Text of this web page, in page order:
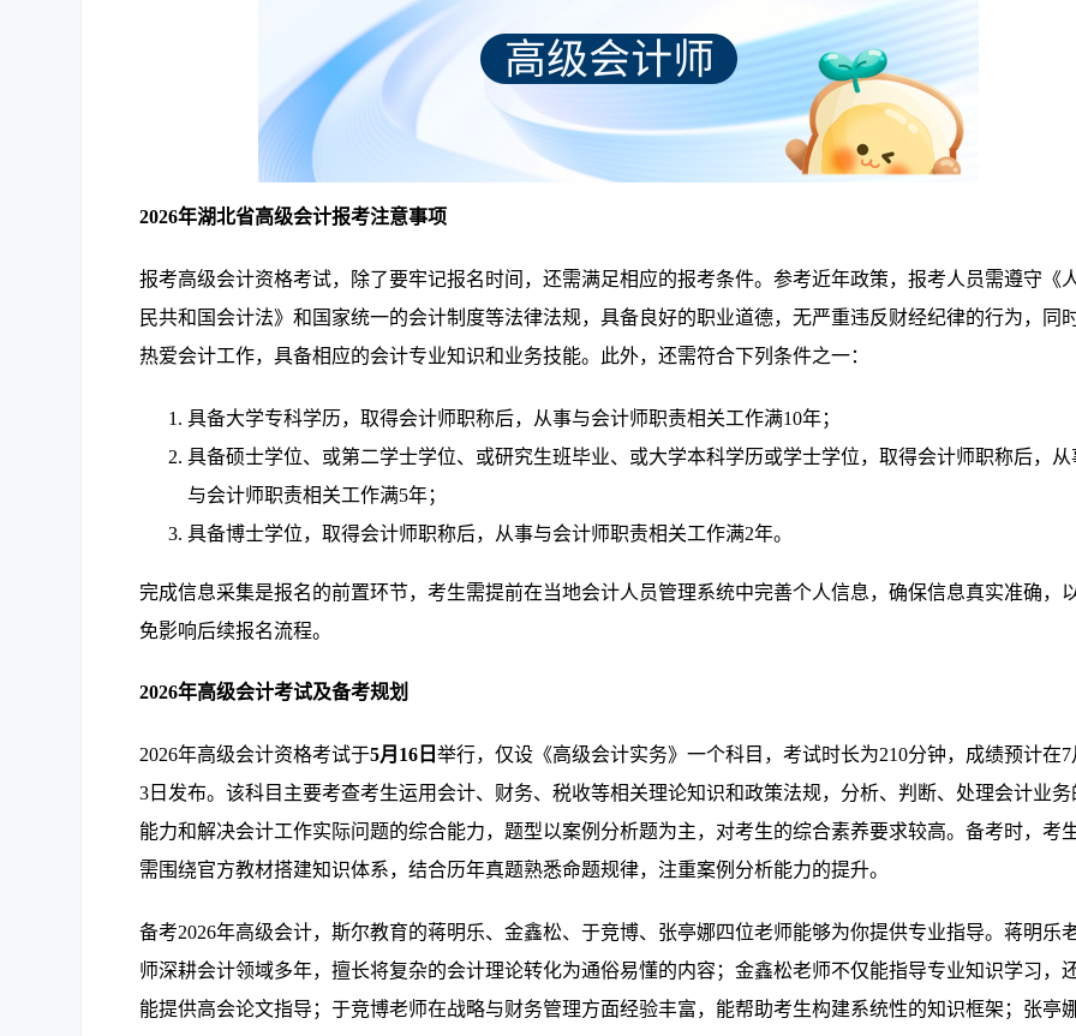
2026年湖北省高级会计报考注意事项
报考高级会计资格考试，除了要牢记报名时间，还需满足相应的报考条件。参考近年政策，报考人员需遵守《
民共和国会计法》和国家统一的会计制度等法律法规，具备良好的职业道德，无严重违反财经纪律的行为，同
热爱会计工作，具备相应的会计专业知识和业务技能。此外，还需符合下列条件之一：
具备大学专科学历，取得会计师职称后，从事与会计师职责相关工作满10年；
具备硕士学位、或第二学士学位、或研究生班毕业、或大学本科学历或学士学位，取得会计师职称后，从
与会计师职责相关工作满5年；
具备博士学位，取得会计师职称后，从事与会计师职责相关工作满2年。
完成信息采集是报名的前置环节，考生需提前在当地会计人员管理系统中完善个人信息，确保信息真实准确，
免影响后续报名流程。
2026年高级会计考试及备考规划
2026年高级会计资格考试于5月16日举行，仅设《高级会计实务》一个科目，考试时长为210分钟，成绩预计在7
3日发布。该科目主要考查考生运用会计、财务、税收等相关理论知识和政策法规，分析、判断、处理会计业务
能力和解决会计工作实际问题的综合能力，题型以案例分析题为主，对考生的综合素养要求较高。备考时，考
需围绕官方教材搭建知识体系，结合历年真题熟悉命题规律，注重案例分析能力的提升。
备考2026年高级会计，斯尔教育的蒋明乐、金鑫松、于竞博、张亭娜四位老师能够为你提供专业指导。蒋明乐
师深耕会计领域多年，擅长将复杂的会计理论转化为通俗易懂的内容；金鑫松老师不仅能指导专业知识学习，
能提供高会论文指导；于竞博老师在战略与财务管理方面经验丰富，能帮助考生构建系统性的知识框架；张亭